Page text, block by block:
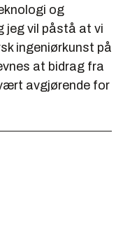
og
jeg vil påstå at vi
ingeniørkunst på
at bidrag fra
avgjørende for